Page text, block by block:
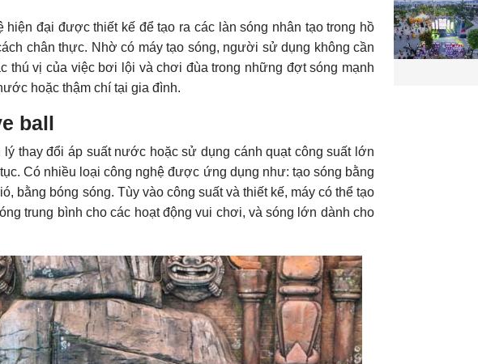
đại được thiết kế để tạo ra các làn sóng nhân tạo trong hồ
chân thực. Nhờ có máy tạo sóng, người sử dụng không cần
thú vị của việc bơi lội và chơi đùa trong những đợt sóng mạnh
hoặc thậm chí tại gia đình.
ball
thay đổi áp suất nước hoặc sử dụng cánh quạt công suất lớn
Có nhiều loại công nghệ được ứng dụng như: tạo sóng bằng
bằng bóng sóng. Tùy vào công suất và thiết kế, máy có thể tạo
trung bình cho các hoạt động vui chơi, và sóng lớn dành cho